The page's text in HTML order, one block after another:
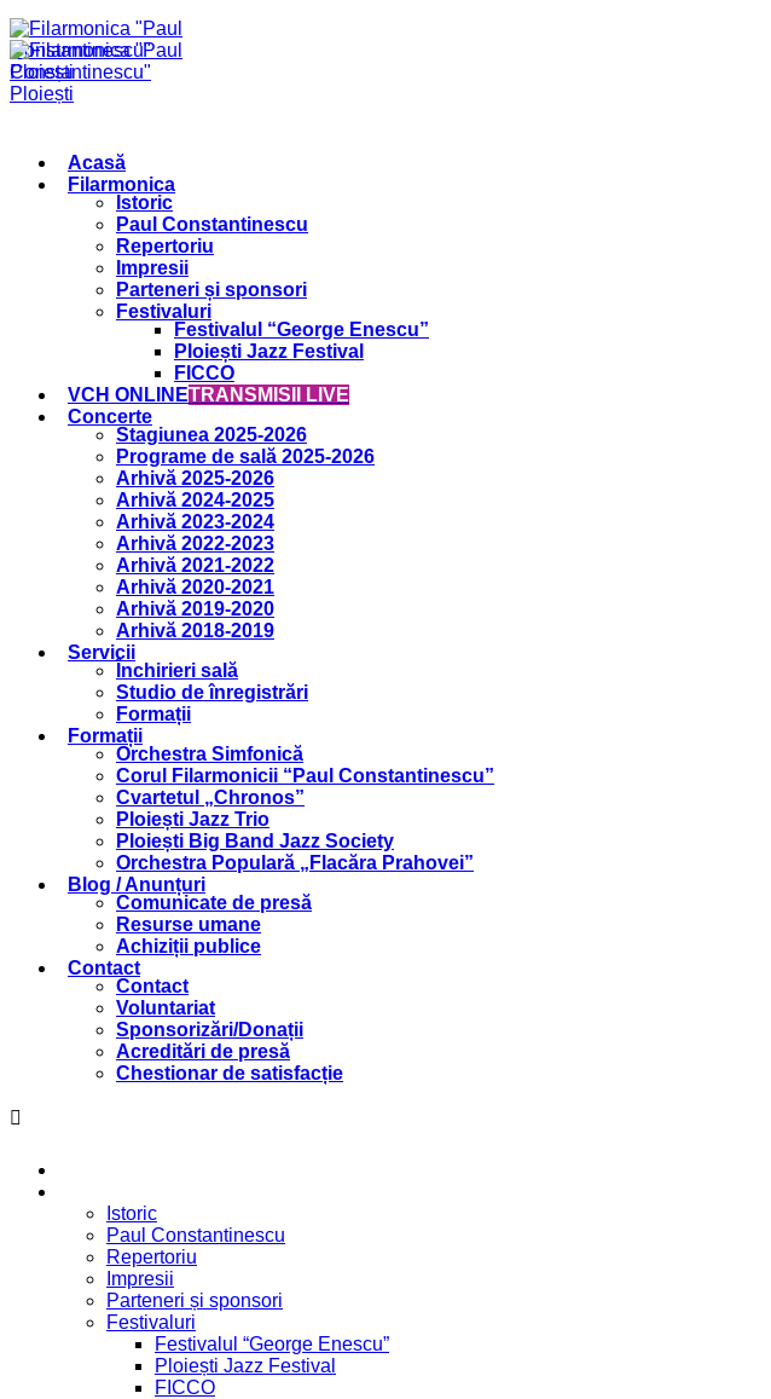
Acasă
Filarmonica
Istoric
Paul Constantinescu
Repertoriu
Impresii
Parteneri și sponsori
Festivaluri
Festivalul “George Enescu”
Ploiești Jazz Festival
FICCO
VCH ONLINETRANSMISII LIVE
Concerte
Stagiunea 2025-2026
Programe de sală 2025-2026
Arhivă 2025-2026
Arhivă 2024-2025
Arhivă 2023-2024
Arhivă 2022-2023
Arhivă 2021-2022
Arhivă 2020-2021
Arhivă 2019-2020
Arhivă 2018-2019
Servicii
Închirieri sală
Studio de înregistrări
Formații
Formații
Orchestra Simfonică
Corul Filarmonicii “Paul Constantinescu”
Cvartetul „Chronos”
Ploiești Jazz Trio
Ploiești Big Band Jazz Society
Orchestra Populară „Flacăra Prahovei”
Blog / Anunțuri
Comunicate de presă
Resurse umane
Achiziții publice
Contact
Contact
Voluntariat
Sponsorizări/Donații
Acreditări de presă
Chestionar de satisfacție
Istoric
Paul Constantinescu
Repertoriu
Impresii
Parteneri și sponsori
Festivaluri
Festivalul “George Enescu”
Ploiești Jazz Festival
FICCO